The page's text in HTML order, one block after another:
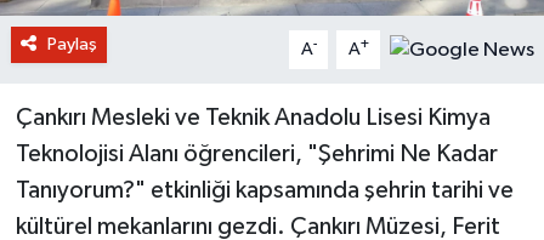
Paylaş A- A+
Çankırı Mesleki ve Teknik Anadolu Lisesi Kimya
Teknolojisi Alanı öğrencileri, "Şehrimi Ne Kadar
Tanıyorum?" etkinliği kapsamında şehrin tarihi ve
kültürel mekanlarını gezdi. Çankırı Müzesi, Ferit